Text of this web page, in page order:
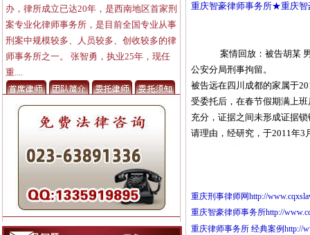
办，律所成立已达20年，是西南地区首家刑
案专业化律师事务所，是目前全国专业从事
刑案中规模较多、人员较多、创收较多的律
师事务所之一。 张智勇，执业25年，现任
重....
重庆智豪律师事务所★重庆
案情回放：被告胡某
公安分局刑事拘留。
被告远在四川成都的家属于
受委托后，在春节假期满上
充分，证据之间未形成证据
请理由，经研究，于2011年3
重庆刑事律师网http://
重庆智豪律师事务所http://
重庆律师事务所 经典案例http://